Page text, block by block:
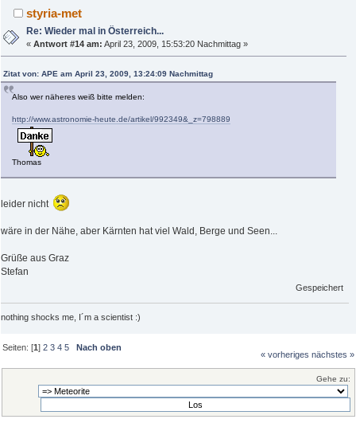
styria-met
Re: Wieder mal in Österreich...
«Antwort #14 am: April 23, 2009, 15:53:20 Nachmittag »
Zitat von: APE am April 23, 2009, 13:24:09 Nachmittag
Also wer näheres weiß bitte melden:
http://www.astronomie-heute.de/artikel/992349&_z=798889
Thomas
leider nicht
wäre in der Nähe, aber Kärnten hat viel Wald, Berge und Seen...
Grüße aus Graz
Stefan
Gespeichert
nothing shocks me, I´m a scientist :)
Seiten: [1]2 3 4 5 Nach oben
« vorheriges nächstes »
Gehe zu: